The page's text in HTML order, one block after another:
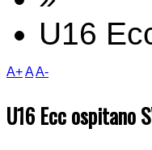
U16
A+AA-
U16 Ecc ospitano